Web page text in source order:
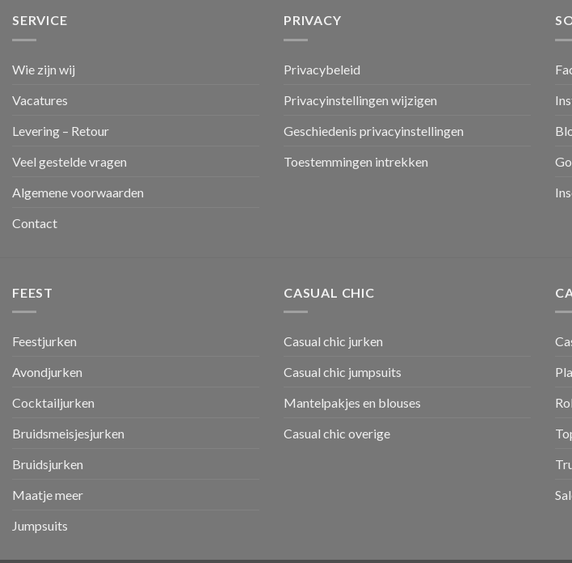
SERVICE
Wie zijn wij
Vacatures
Levering – Retour
Veel gestelde vragen
Algemene voorwaarden
Contact
PRIVACY
Privacybeleid
Privacyinstellingen wijzigen
Geschiedenis privacyinstellingen
Toestemmingen intrekken
FEEST
Feestjurken
Avondjurken
Cocktailjurken
Bruidsmeisjesjurken
Bruidsjurken
Maatje meer
Jumpsuits
CASUAL CHIC
Casual chic jurken
Casual chic jumpsuits
Mantelpakjes en blouses
Casual chic overige